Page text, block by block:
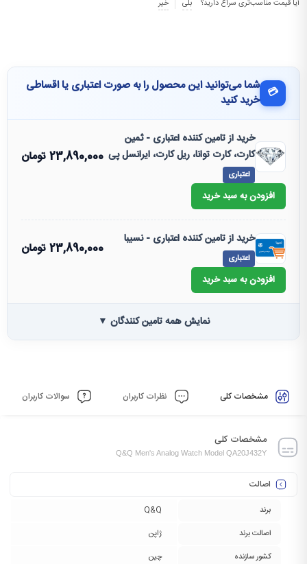
آیا قیمت مناسب‌تری سراغ دارید؟ بلی خیر
💳 شما می‌توانید این محصول را به صورت اعتباری یا اقساطی
خرید کنید
خرید از تامین کننده اعتباری - ثمین
کارت، کارت توانا، ریل کارت، ایرانسل پی
اعتباری
23,890,000تومان
افزودن به سبد خرید
خرید از تامین کننده اعتباری - نسیبا
اعتباری
23,890,000تومان
افزودن به سبد خرید
نمایش همه تامین کنندگان ▼
مشخصات کلی نظرات کاربران سوالات کاربران
مشخصات کلی
Q&Q Men's Analog Watch Model QA20J432Y
اصالت
برند
Q&Q
اصالت برند
ژاپن
کشور سازنده
چین